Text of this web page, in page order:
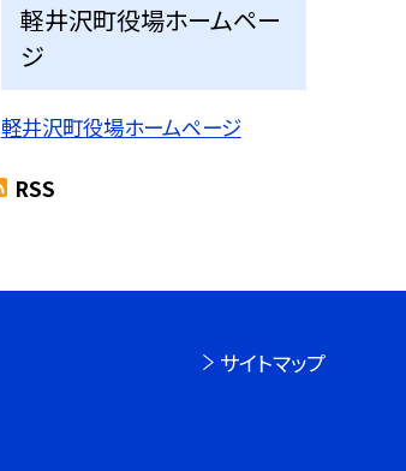
軽井沢町役場ホームペー
ジ
軽井沢町役場ホームページ
RSS
サイトマップ